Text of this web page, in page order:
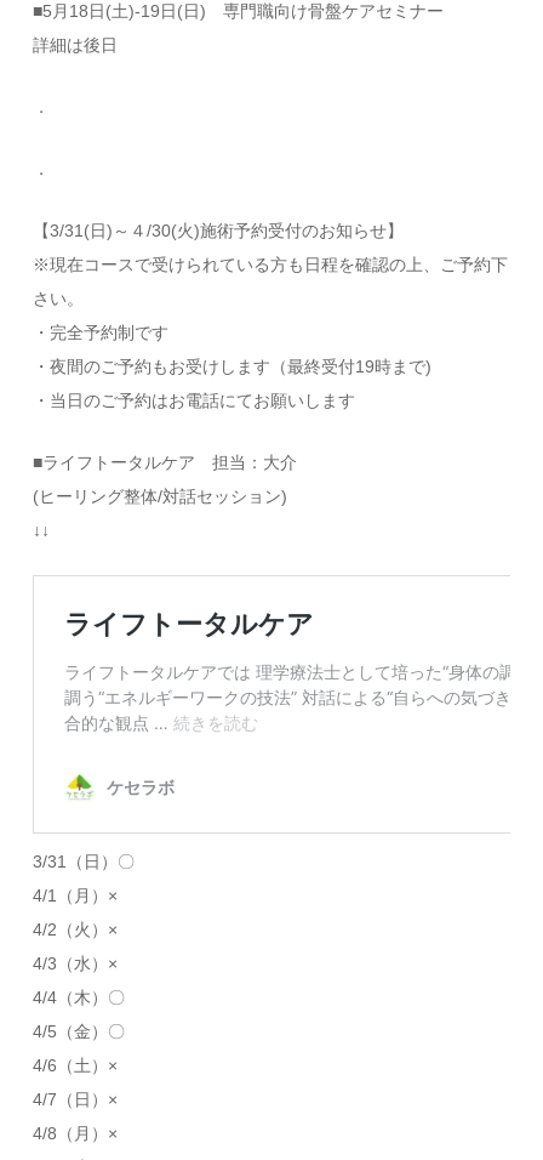
■5月18日(土)-19日(日) 専門職向け骨盤ケアセミナー
詳細は後日
．
．
【3/31(日)～４/30(火)施術予約受付のお知らせ】
※現在コースで受けられている方も日程を確認の上、ご予約下
さい。
・完全予約制です
・夜間のご予約もお受けします（最終受付19時まで)
・当日のご予約はお電話にてお願いします
■ライフトータルケア 担当：大介
(ヒーリング整体/対話セッション)
↓↓
3/31（日）〇
4/1（月）×
4/2（火）×
4/3（水）×
4/4（木）〇
4/5（金）〇
4/6（土）×
4/7（日）×
4/8（月）×